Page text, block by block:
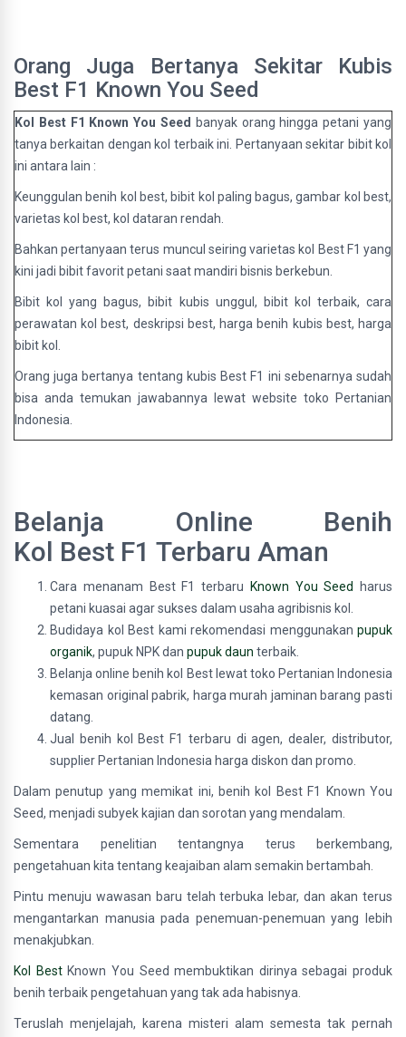
Orang Juga Bertanya Sekitar Kubis
Best F1 Known You Seed
Kol Best F1 Known You Seed
banyak orang hingga petani yang
tanya berkaitan dengan kol terbaik ini. Pertanyaan sekitar bibit kol
ini antara lain :
Keunggulan benih kol best, bibit kol paling bagus, gambar kol best,
varietas kol best, kol dataran rendah.
Bahkan pertanyaan terus muncul seiring varietas kol Best F1 yang
kini jadi bibit favorit petani saat mandiri bisnis berkebun.
Bibit kol yang bagus, bibit kubis unggul, bibit kol terbaik, cara
perawatan kol best, deskripsi best, harga benih kubis best, harga
bibit kol.
Orang juga bertanya tentang kubis Best F1 ini sebenarnya sudah
bisa anda temukan jawabannya lewat website toko Pertanian
Indonesia.
Belanja Online Benih
Kol Best F1 Terbaru Aman
Cara menanam Best F1 terbaru Known You Seed
harus
petani kuasai agar sukses dalam usaha agribisnis kol.
Budidaya kol Best kami rekomendasi menggunakan pupuk
organik, pupuk NPK dan pupuk daun terbaik.
Belanja online benih kol Best lewat toko Pertanian Indonesia
kemasan original pabrik, harga murah jaminan barang pasti
datang.
Jual benih kol Best F1 terbaru di agen, dealer, distributor,
supplier Pertanian Indonesia harga diskon dan promo.
Dalam penutup yang memikat ini, benih kol Best F1 Known You
Seed, menjadi subyek kajian dan sorotan yang mendalam.
Sementara penelitian tentangnya terus berkembang,
pengetahuan kita tentang keajaiban alam semakin bertambah.
Pintu menuju wawasan baru telah terbuka lebar, dan akan terus
mengantarkan manusia pada penemuan-penemuan yang lebih
menakjubkan.
Kol BestKnown You Seed membuktikan dirinya sebagai produk
benih terbaik pengetahuan yang tak ada habisnya.
Teruslah menjelajah, karena misteri alam semesta tak pernah